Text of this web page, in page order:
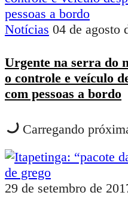
Notícias 04 de agosto
Urgente na serra do
o controle e veículo
com pessoas a bordo
Carregando
29 de setembro de